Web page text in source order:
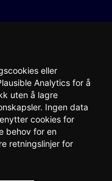
eller
Analytics for å
uten å lagre
Ingen data
cookies for
behov for en
retningslinjer for